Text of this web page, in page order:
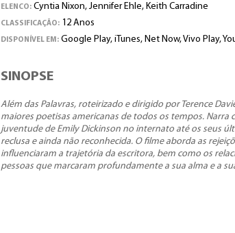
ELENCO:Cyntia Nixon, Jennifer Ehle, Keith Carradine
CLASSIFICAÇÃO:12 Anos
DISPONÍVEL EM:Google Play, iTunes, Net Now, Vivo Play,
SINOPSE
Além das Palavras, roteirizado e dirigido por Terence
maiores poetisas americanas de todos os tempos.
juventude de Emily Dickinson no internato até os seus
reclusa e ainda não reconhecida. O filme aborda as
influenciaram a trajetória da escritora, bem como os
pessoas que marcaram profundamente a sua alma e a